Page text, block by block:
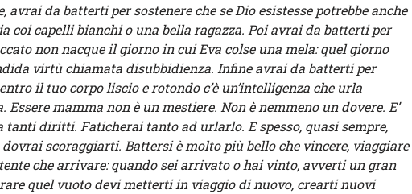
avrai da batterti per sostenere che se Dio esistesse potrebbe anche
coi capelli bianchi o una bella ragazza. Poi avrai da batterti per
non nacque il giorno in cui Eva colse una mela: quel giorno
virtù chiamata disubbidienza. Infine avrai da batterti per
il tuo corpo liscio e rotondo c’è un’intelligenza che urla
Essere mamma non è un mestiere. Non è nemmeno un dovere. E’
diritti. Faticherai tanto ad urlarlo. E spesso, quasi sempre,
scoraggiarti. Battersi è molto più bello che vincere, viaggiare
che arrivare: quando sei arrivato o hai vinto, avverti un gran
quel vuoto devi metterti in viaggio di nuovo, crearti nuovi